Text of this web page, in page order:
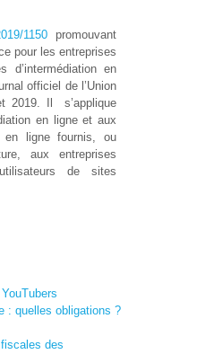
1150promouvant
pour les entreprises
d’intermédiation en
officiel de l’Union
2019. Il s’applique
en ligne et aux
en ligne fournis, ou
aux entreprises
de sites
: quelles obligations ?
des